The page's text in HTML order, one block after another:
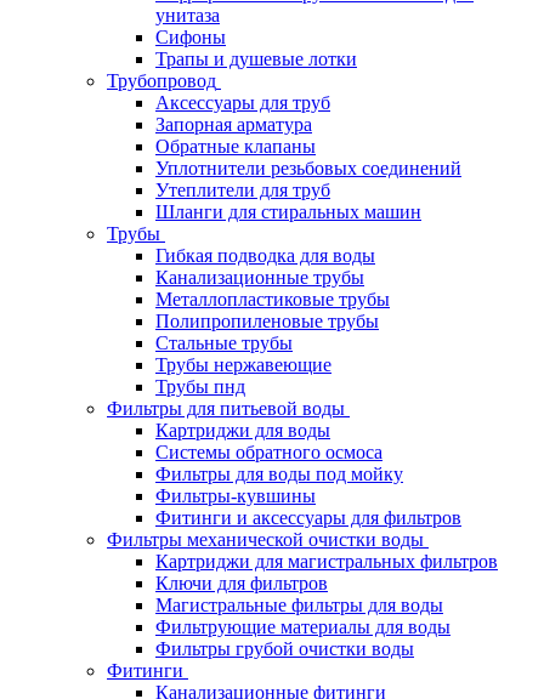
унитаза
Сифоны
Трапы и душевые лотки
Трубопровод
Аксессуары для труб
Запорная арматура
Обратные клапаны
Уплотнители резьбовых соединений
Утеплители для труб
Шланги для стиральных машин
Трубы
Гибкая подводка для воды
Канализационные трубы
Металлопластиковые трубы
Полипропиленовые трубы
Стальные трубы
Трубы нержавеющие
Трубы пнд
Фильтры для питьевой воды
Картриджи для воды
Системы обратного осмоса
Фильтры для воды под мойку
Фильтры-кувшины
Фитинги и аксессуары для фильтров
Фильтры механической очистки воды
Картриджи для магистральных фильтров
Ключи для фильтров
Магистральные фильтры для воды
Фильтрующие материалы для воды
Фильтры грубой очистки воды
Фитинги
Канализационные фитинги